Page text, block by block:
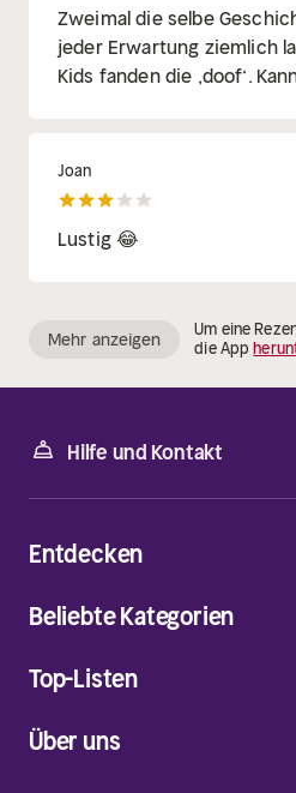
Zweimal die selbe
jeder Erwartung ziemlich
Kids fanden die ,doof‘.
Joan
Lustig 😂
Mehr anzeigen
Um eine
die App
Hilfe und Kontakt
Über uns
Entdecken
Beliebte Kategorien
Top-Listen